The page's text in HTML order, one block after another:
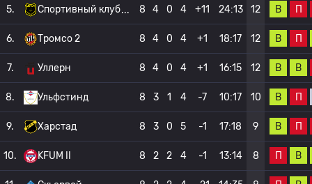
5. Спортивный клуб 8 4 0 4 +11 24:13 12 В П
6. Тромсо 2 8 4 0 4 +1 18:17 12 В П
7. Уллерн 8 4 0 4 +1 16:15 12 В В
8. Ульфстинд 8 3 1 4 -7 10:17 10 В П
9. Харстад 8 3 0 5 -1 17:18 9 В П
10. KFUM II 8 2 2 4 -1 13:14 8 П В